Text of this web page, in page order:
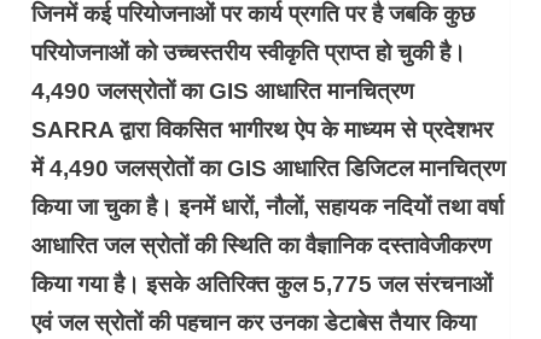
जिनमें कई परियोजनाओं पर कार्य प्रगति पर है जबकि कुछ
परियोजनाओं को उच्चस्तरीय स्वीकृति प्राप्त हो चुकी है।
4,490 जलस्रोतों का GIS आधारित मानचित्रण
SARRA द्वारा विकसित भागीरथ ऐप के माध्यम से प्रदेशभर
में 4,490 जलस्रोतों का GIS आधारित डिजिटल मानचित्रण
किया जा चुका है। इनमें धारों, नौलों, सहायक नदियों तथा वर्षा
आधारित जल स्रोतों की स्थिति का वैज्ञानिक दस्तावेजीकरण
किया गया है। इसके अतिरिक्त कुल 5,775 जल संरचनाओं
एवं जल स्रोतों की पहचान कर उनका डेटाबेस तैयार किया